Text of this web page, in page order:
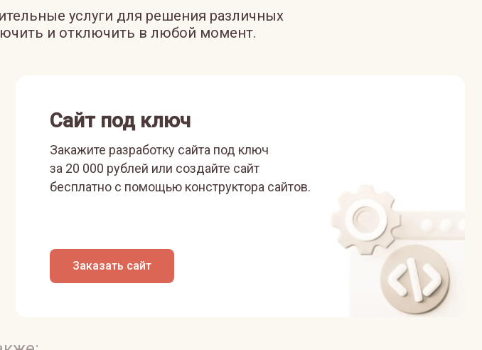
услуги для решения различных
и отключить в любой момент.
Сайт под ключ
Закажите разработку сайта под ключ
за 20 000 рублей или создайте сайт
бесплатно с помощью конструктора сайтов.
Заказать сайт